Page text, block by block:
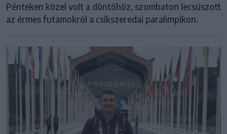
Pénteken közel volt a döntőhöz, szombaton lecsúszott
az érmes futamokról a csíkszeredai paralimpikon.